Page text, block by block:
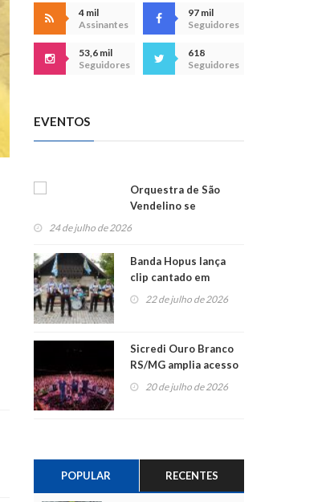
4 mil
Assinantes
97 mil
Seguidores
53,6 mil
Seguidores
618
Seguidores
EVENTOS
Orquestra de São
Vendelino se
apresenta na
24 de julho de 2026
Banda Hopus lança
clip cantado em
alemão e inglês
22 de julho de 2026
Sicredi Ouro Branco
RS/MG amplia acesso
ao show dos 45 anos
para mais associados
20 de julho de 2026
POPULAR RECENTES